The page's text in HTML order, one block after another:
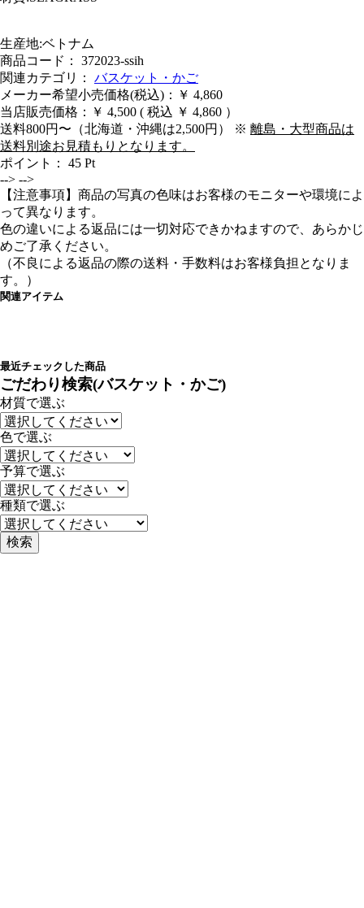
生産地:ベトナム
商品コード： 372023-ssih
関連カテゴリ： バスケット・かご
メーカー希望小売価格(税込)：￥ 4,860
当店販売価格：
￥ 4,500 ( 税込 ￥ 4,860 ）
送料800円〜（北海道・沖縄は2,500円） ※ 離島・大型商品は
送料別途お見積もりとなります。
ポイント： 45 Pt
--> -->
【注意事項】商品の写真の色味はお客様のモニターや環境によ
って異なります。
色の違いによる返品には一切対応できかねますので、あらかじ
めご了承ください。
（不良による返品の際の送料・手数料はお客様負担となりま
す。）
関連アイテム
最近チェックした商品
ごだわり検索(バスケット・かご)
材質で選ぶ
色で選ぶ
予算で選ぶ
種類で選ぶ